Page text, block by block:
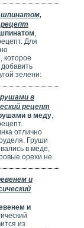
И какие
рецепт
,
Для
которое
зелени:
витаминов,
защищают
C, E и K,
для зубов
которые
в
рецепт
в меду,
отлично
Груши
в мёде,
орехи не
вкусный
и
и
из